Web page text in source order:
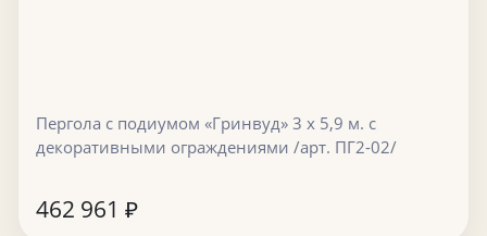
Пергола с подиумом «Гринвуд» 3 х 5,9 м. с
декоративными ограждениями /арт. ПГ2-02/
462 961 ₽